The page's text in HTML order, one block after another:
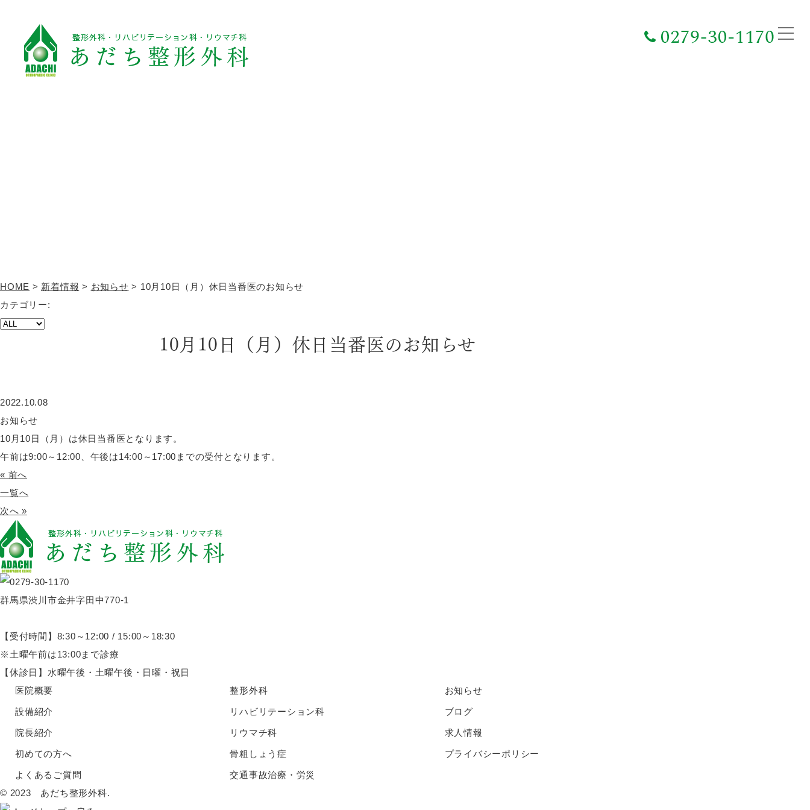
HOME > 新着情報 > お知らせ > 10月10日（月）休日当番医のお知らせ
カテゴリー:
10月10日（月）休日当番医のお知らせ
2022.10.08
お知らせ
10月10日（月）は休日当番医となります。
午前は9:00～12:00、午後は14:00～17:00までの受付となります。
« 前へ
一覧へ
次へ »
群馬県渋川市金井字田中770-1
【受付時間】8:30～12:00 / 15:00～18:30
※土曜午前は13:00まで診療
【休診日】水曜午後・土曜午後・日曜・祝日
医院概要
設備紹介
院長紹介
初めての方へ
よくあるご質問
整形外科
リハビリテーション科
リウマチ科
骨粗しょう症
交通事故治療・労災
お知らせ
ブログ
求人情報
プライバシーポリシー
© 2023 あだち整形外科.